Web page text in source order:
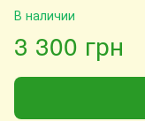
В наличии
3 300 грн